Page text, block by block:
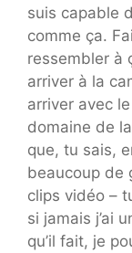
suis capable
comme ça.
ressembler à
arriver à la
arriver avec
domaine de
que, tu sais,
beaucoup de
clips vidéo –
si jamais j’ai
qu’il fait, je